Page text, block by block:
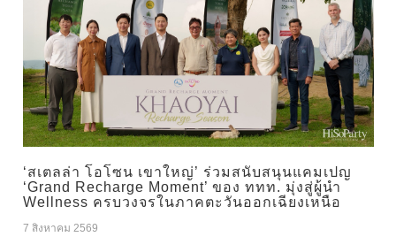
‘สเตลล่า โอโซน เขาใหญ่’ ร่วมสนับสนุนแคมเปญ
‘Grand Recharge Moment’ ของ ททท. มุ่งสู่ผู้นำ
Wellness ครบวงจรในภาคตะวันออกเฉียงเหนือ
7 สิงหาคม 2569